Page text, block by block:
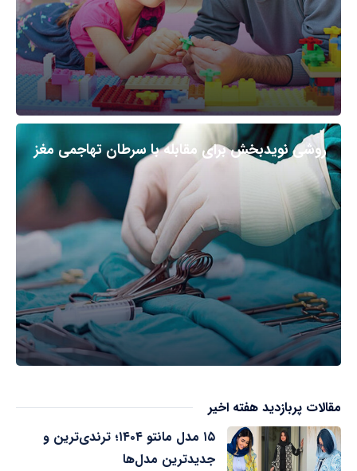
روشی نویدبخش برای مقابله با سرطان تهاجمی مغز
مقالات پربازدید هفته اخیر
۱۵ مدل مانتو ۱۴۰۴؛ ترندی‌ترین و
جدیدترین مدل‌ها